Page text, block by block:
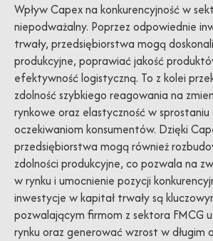
Wpływ Capex na konkurencyjność w
niepodważalny. Poprzez odpowiednie
trwały, przedsiębiorstwa mogą
produkcyjne, poprawiać jakość
efektywność logistyczną. To z kolei
zdolność szybkiego reagowania na
rynkowe oraz elastyczność w
oczekiwaniom konsumentów. Dzięki
przedsiębiorstwa mogą również
zdolności produkcyjne, co pozwala na
w rynku i umocnienie pozycji
inwestycje w kapitał trwały są
pozwalającym firmom z sektora FMCG
rynku oraz generować wzrost w długim